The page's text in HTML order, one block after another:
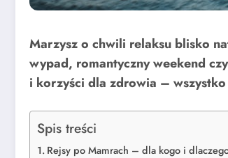
Marzysz o chwili relaksu blisko
wypad, romantyczny weekend
i korzyści dla zdrowia –
Spis treści
Rejsy po Mamrach – dla kogo i